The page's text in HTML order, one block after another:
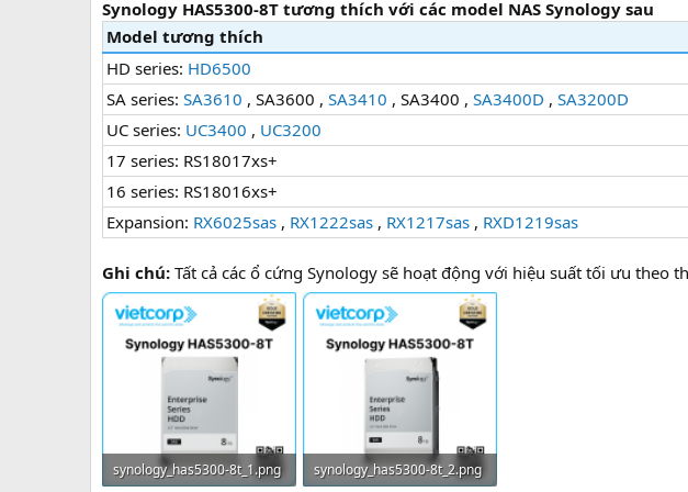
Synology HAS5300-8T tương thích với các model NAS Synology sau
Model tương thích
HD series: HD6500
SA series: SA3610 , SA3600 , SA3410 , SA3400 , SA3400D , SA3200D
UC series: UC3400 , UC3200
17 series: RS18017xs+
16 series: RS18016xs+
Expansion: RX6025sas , RX1222sas , RX1217sas , RXD1219sas
Ghi chú: Tất cả các ổ cứng Synology sẽ hoạt động với hiệu suất tối ưu theo
synology_has5300-8t_1.png synology_has5300-8t_2.png